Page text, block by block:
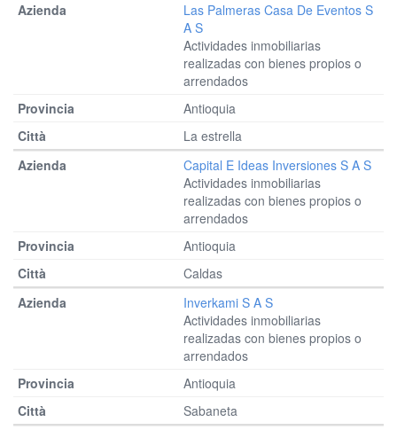
Las Palmeras Casa De Eventos S
A S
Actividades inmobiliarias
realizadas con bienes propios o
arrendados
Antioquia
La estrella
Capital E Ideas Inversiones S A S
Actividades inmobiliarias
realizadas con bienes propios o
arrendados
Antioquia
Caldas
Inverkami S A S
Actividades inmobiliarias
realizadas con bienes propios o
arrendados
Antioquia
Sabaneta